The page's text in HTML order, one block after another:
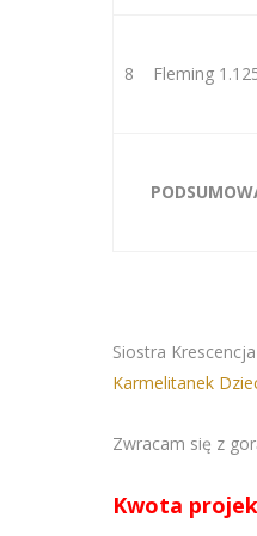
8 Fleming
Siostra
Karmelitanek
Zwracam się z
Kwota